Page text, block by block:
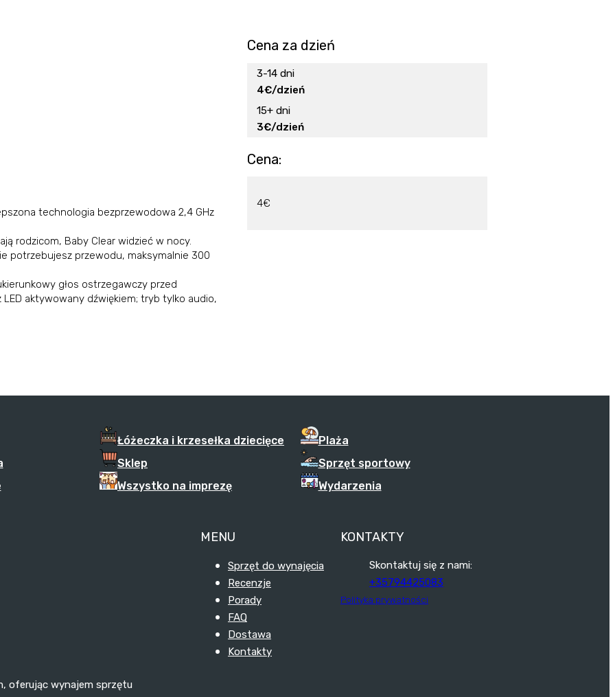
technologia bezprzewodowa 2,4 GHz
rodzicom, Baby Clear widzieć w nocy.
potrzebujesz przewodu, maksymalnie 300
głos ostrzegawczy przed
aktywowany dźwiękiem; tryb tylko audio,
Cena za dzień
3-14 dni
4€/dzień
15+ dni
3€/dzień
Cena:
4€
Łóżeczka i krzesełka dziecięce
Plaża
Sklep
Sprzęt sportowy
Wszystko na imprezę
Wydarzenia
oferując wynajem sprzętu
MENU
Sprzęt do wynajęcia
Recenzje
Porady
FAQ
Dostawa
Kontakty
KONTAKTY
Skontaktuj się z nami:
+35794425083
Polityka prywatności